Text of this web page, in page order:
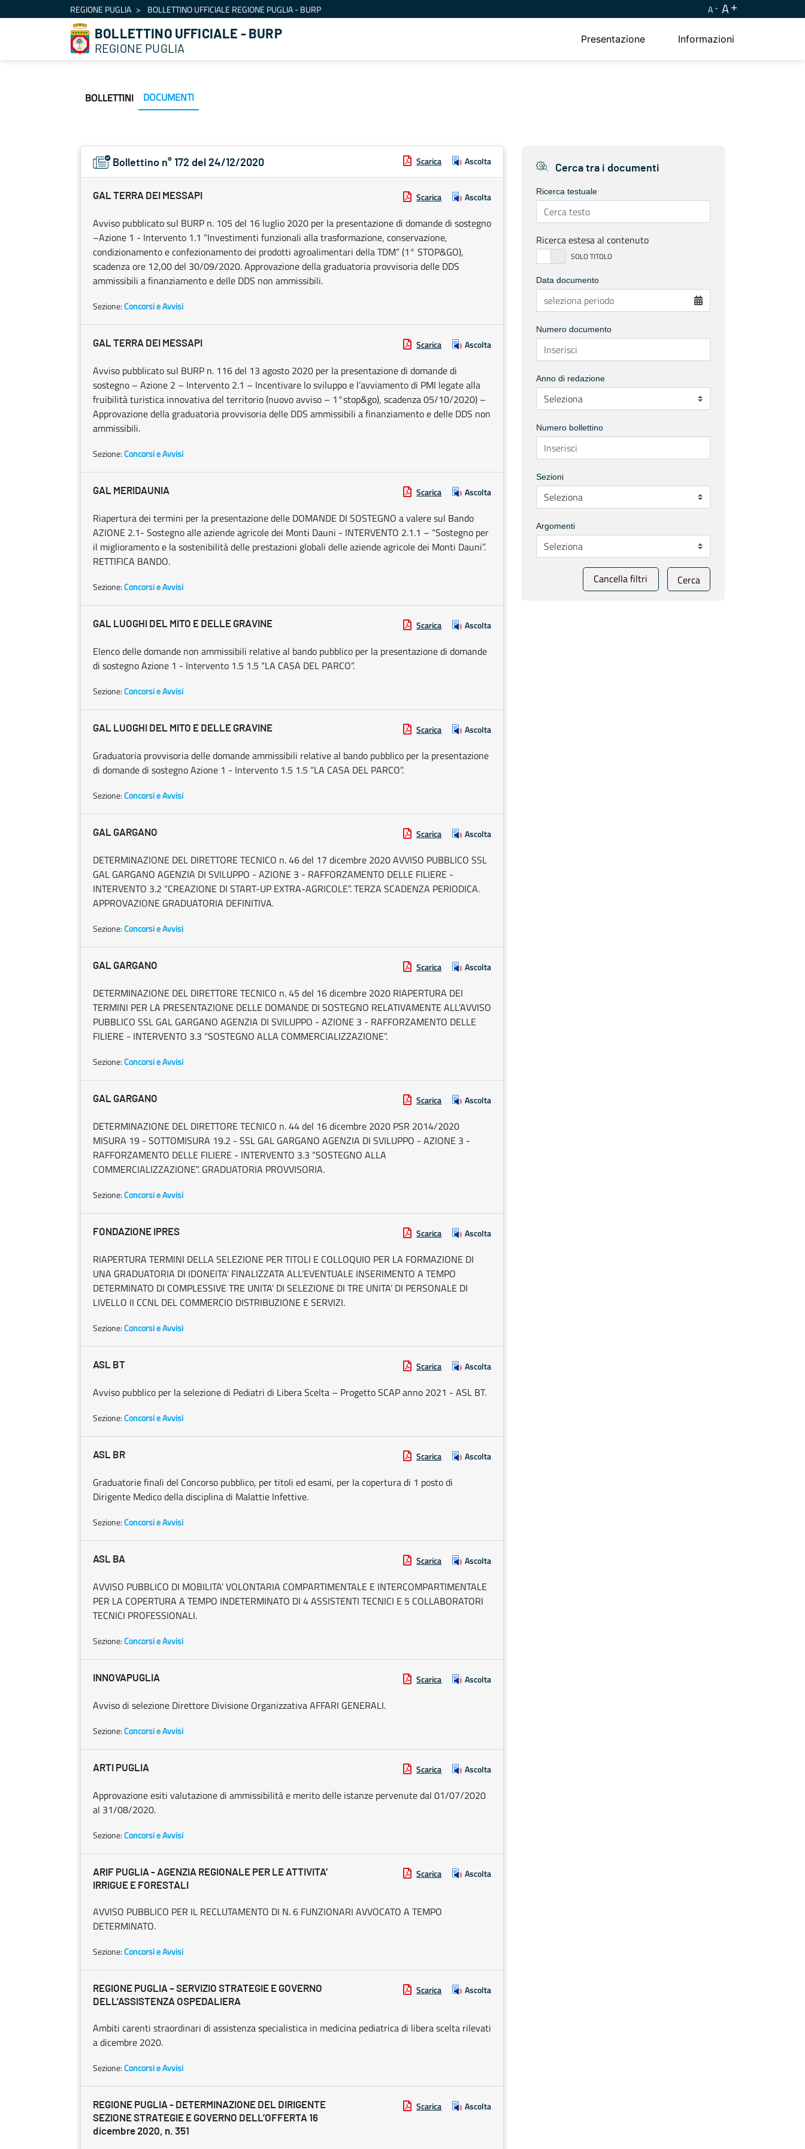
Salta al contenutoREGIONE PUGLIA BOLLETTINO UFFICIALE REGIONE PUGLIA - BURP A A
BOLLETTINO UFFICIALE - BURP
REGIONE PUGLIA
Presentazione Informazioni
BOLLETTINI DOCUMENTI
Bollettino n° 172 del 24/12/2020 Scarica Ascolta
GAL TERRA DEI MESSAPI Scarica Ascolta
Avviso pubblicato sul BURP n. 105 del 16 luglio 2020 per la presentazione di domande di sostegno
–Azione 1 - Intervento 1.1 “Investimenti funzionali alla trasformazione, conservazione,
condizionamento e confezionamento dei prodotti agroalimentari della TDM” (1° STOP&GO),
scadenza ore 12,00 del 30/09/2020. Approvazione della graduatoria provvisoria delle DDS
ammissibili a finanziamento e delle DDS non ammissibili.
Sezione:Concorsi e Avvisi
GAL TERRA DEI MESSAPI Scarica Ascolta
Avviso pubblicato sul BURP n. 116 del 13 agosto 2020 per la presentazione di domande di
sostegno – Azione 2 – Intervento 2.1 – Incentivare lo sviluppo e l’avviamento di PMI legate alla
fruibilità turistica innovativa del territorio (nuovo avviso – 1°stop&go), scadenza 05/10/2020) –
Approvazione della graduatoria provvisoria delle DDS ammissibili a finanziamento e delle DDS non
ammissibili.
Sezione:Concorsi e Avvisi
GAL MERIDAUNIA Scarica Ascolta
Riapertura dei termini per la presentazione delle DOMANDE DI SOSTEGNO a valere sul Bando
AZIONE 2.1- Sostegno alle aziende agricole dei Monti Dauni - INTERVENTO 2.1.1 – “Sostegno per
il miglioramento e la sostenibilità delle prestazioni globali delle aziende agricole dei Monti Dauni”.
RETTIFICA BANDO.
Sezione:Concorsi e Avvisi
GAL LUOGHI DEL MITO E DELLE GRAVINE Scarica Ascolta
Elenco delle domande non ammissibili relative al bando pubblico per la presentazione di domande
di sostegno Azione 1 - Intervento 1.5 1.5 “LA CASA DEL PARCO”.
Sezione:Concorsi e Avvisi
GAL LUOGHI DEL MITO E DELLE GRAVINE Scarica Ascolta
Graduatoria provvisoria delle domande ammissibili relative al bando pubblico per la presentazione
di domande di sostegno Azione 1 - Intervento 1.5 1.5 “LA CASA DEL PARCO”.
Sezione:Concorsi e Avvisi
GAL GARGANO Scarica Ascolta
DETERMINAZIONE DEL DIRETTORE TECNICO n. 46 del 17 dicembre 2020 AVVISO PUBBLICO SSL
GAL GARGANO AGENZIA DI SVILUPPO - AZIONE 3 - RAFFORZAMENTO DELLE FILIERE -
INTERVENTO 3.2 “CREAZIONE DI START-UP EXTRA-AGRICOLE”. TERZA SCADENZA PERIODICA.
APPROVAZIONE GRADUATORIA DEFINITIVA.
Sezione:Concorsi e Avvisi
GAL GARGANO Scarica Ascolta
DETERMINAZIONE DEL DIRETTORE TECNICO n. 45 del 16 dicembre 2020 RIAPERTURA DEI
TERMINI PER LA PRESENTAZIONE DELLE DOMANDE DI SOSTEGNO RELATIVAMENTE ALL’AVVISO
PUBBLICO SSL GAL GARGANO AGENZIA DI SVILUPPO - AZIONE 3 - RAFFORZAMENTO DELLE
FILIERE - INTERVENTO 3.3 “SOSTEGNO ALLA COMMERCIALIZZAZIONE”.
Sezione:Concorsi e Avvisi
GAL GARGANO Scarica Ascolta
DETERMINAZIONE DEL DIRETTORE TECNICO n. 44 del 16 dicembre 2020 PSR 2014/2020
MISURA 19 - SOTTOMISURA 19.2 - SSL GAL GARGANO AGENZIA DI SVILUPPO - AZIONE 3 -
RAFFORZAMENTO DELLE FILIERE - INTERVENTO 3.3 “SOSTEGNO ALLA
COMMERCIALIZZAZIONE”. GRADUATORIA PROVVISORIA.
Sezione:Concorsi e Avvisi
FONDAZIONE IPRES Scarica Ascolta
RIAPERTURA TERMINI DELLA SELEZIONE PER TITOLI E COLLOQUIO PER LA FORMAZIONE DI
UNA GRADUATORIA DI IDONEITA’ FINALIZZATA ALL’EVENTUALE INSERIMENTO A TEMPO
DETERMINATO DI COMPLESSIVE TRE UNITA’ DI SELEZIONE DI TRE UNITA’ DI PERSONALE DI
LIVELLO II CCNL DEL COMMERCIO DISTRIBUZIONE E SERVIZI.
Sezione:Concorsi e Avvisi
ASL BT Scarica Ascolta
Avviso pubblico per la selezione di Pediatri di Libera Scelta – Progetto SCAP anno 2021 - ASL BT.
Sezione:Concorsi e Avvisi
ASL BR Scarica Ascolta
Graduatorie finali del Concorso pubblico, per titoli ed esami, per la copertura di 1 posto di
Dirigente Medico della disciplina di Malattie Infettive.
Sezione:Concorsi e Avvisi
ASL BA Scarica Ascolta
AVVISO PUBBLICO DI MOBILITA’ VOLONTARIA COMPARTIMENTALE E INTERCOMPARTIMENTALE
PER LA COPERTURA A TEMPO INDETERMINATO DI 4 ASSISTENTI TECNICI E 5 COLLABORATORI
TECNICI PROFESSIONALI.
Sezione:Concorsi e Avvisi
INNOVAPUGLIA Scarica Ascolta
Avviso di selezione Direttore Divisione Organizzativa AFFARI GENERALI.
Sezione:Concorsi e Avvisi
ARTI PUGLIA Scarica Ascolta
Approvazione esiti valutazione di ammissibilità e merito delle istanze pervenute dal 01/07/2020
al 31/08/2020.
Sezione:Concorsi e Avvisi
ARIF PUGLIA - AGENZIA REGIONALE PER LE ATTIVITA’
IRRIGUE E FORESTALI
Scarica Ascolta
AVVISO PUBBLICO PER IL RECLUTAMENTO DI N. 6 FUNZIONARI AVVOCATO A TEMPO
DETERMINATO.
Sezione:Concorsi e Avvisi
REGIONE PUGLIA – SERVIZIO STRATEGIE E GOVERNO
DELL’ASSISTENZA OSPEDALIERA
Scarica Ascolta
Ambiti carenti straordinari di assistenza specialistica in medicina pediatrica di libera scelta rilevati
a dicembre 2020.
Sezione:Concorsi e Avvisi
REGIONE PUGLIA - DETERMINAZIONE DEL DIRIGENTE
SEZIONE STRATEGIE E GOVERNO DELL’OFFERTA 16
dicembre 2020, n. 351
Scarica Ascolta
Cerca tra i documenti
Ricerca testuale
Ricerca estesa al contenuto
Data documento
Numero documento
Anno di redazione
Numero bollettino
Sezioni
Argomenti
Cancella filtri Cerca